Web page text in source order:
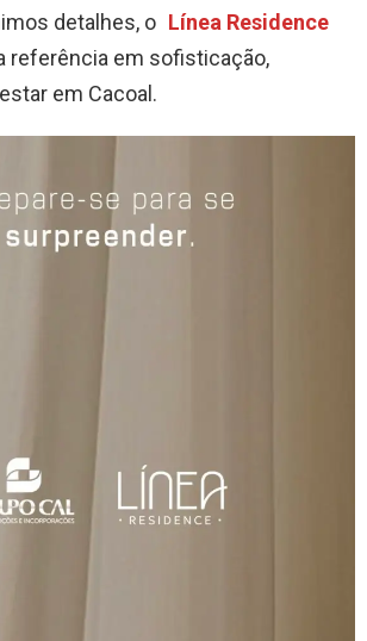
detalhes, o Línea Residence
referência em sofisticação,
em Cacoal.